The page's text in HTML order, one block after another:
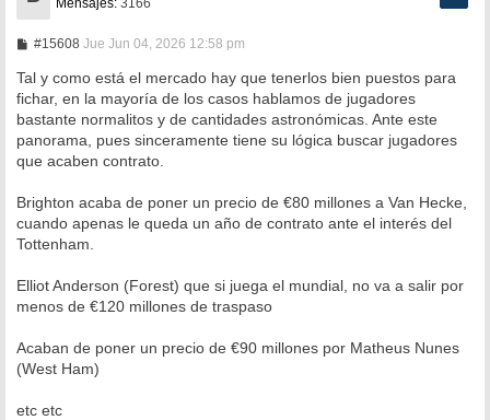
Mensajes: 3166
#15608M
n
s
a
Jue Jun 04, 2026 12:58 pm
Tal y como está el mercado hay que tenerlos bien puestos para
fichar, en la mayoría de los casos hablamos de jugadores
bastante normalitos y de cantidades astronómicas. Ante este
panorama, pues sinceramente tiene su lógica buscar jugadores
que acaben contrato.
Brighton acaba de poner un precio de €80 millones a Van Hecke,
cuando apenas le queda un año de contrato ante el interés del
Tottenham.
Elliot Anderson (Forest) que si juega el mundial, no va a salir por
menos de €120 millones de traspaso
Acaban de poner un precio de €90 millones por Matheus Nunes
(West Ham)
etc etc